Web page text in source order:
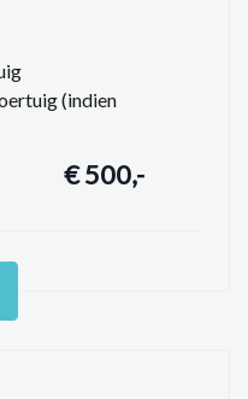
(indien
en op peil
geldig
u minimaal
€ 500,-